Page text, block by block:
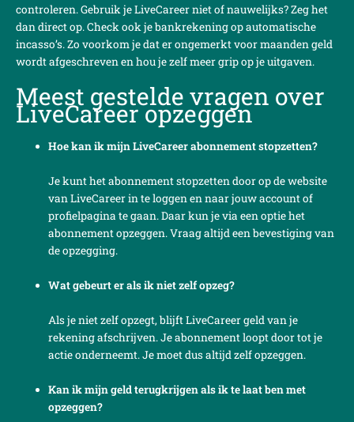
controleren. Gebruik je LiveCareer niet of nauwelijks? Zeg het
dan direct op. Check ook je bankrekening op automatische
incasso’s. Zo voorkom je dat er ongemerkt voor maanden geld
wordt afgeschreven en hou je zelf meer grip op je uitgaven.
Meest gestelde vragen over
LiveCareer opzeggen
Hoe kan ik mijn LiveCareer abonnement stopzetten?
Je kunt het abonnement stopzetten door op de website
van LiveCareer in te loggen en naar jouw account of
profielpagina te gaan. Daar kun je via een optie het
abonnement opzeggen. Vraag altijd een bevestiging van
de opzegging.
Wat gebeurt er als ik niet zelf opzeg?
Als je niet zelf opzegt, blijft LiveCareer geld van je
rekening afschrijven. Je abonnement loopt door tot je
actie onderneemt. Je moet dus altijd zelf opzeggen.
Kan ik mijn geld terugkrijgen als ik te laat ben met
opzeggen?